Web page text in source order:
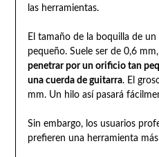
las herramientas.
El tamaño de la boquilla de
pequeño. Suele ser de 0,6
penetrar por un orificio tan
una cuerda de guitarra. El
mm. Un hilo así pasará
Sin embargo, los usuarios
prefieren una herramienta